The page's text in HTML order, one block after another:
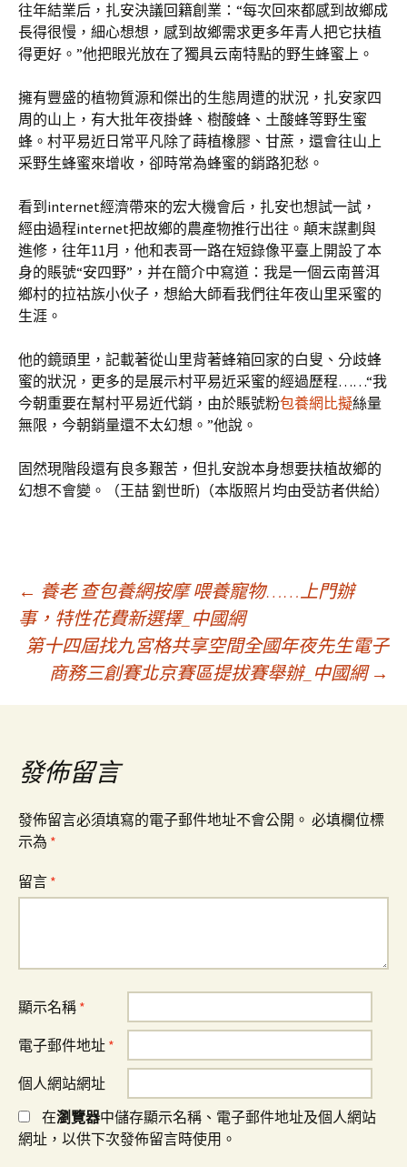
往年結業后，扎安決議回籍創業：“每次回來都感到故鄉成
長得很慢，細心想想，感到故鄉需求更多年青人把它扶植
得更好。”他把眼光放在了獨具云南特點的野生蜂蜜上。
擁有豐盛的植物質源和傑出的生態周遭的狀況，扎安家四
周的山上，有大批年夜掛蜂、樹酸蜂、土酸蜂等野生蜜
蜂。村平易近日常平凡除了蒔植橡膠、甘蔗，還會往山上
采野生蜂蜜來增收，卻時常為蜂蜜的銷路犯愁。
看到internet經濟帶來的宏大機會后，扎安也想試一試，
經由過程internet把故鄉的農產物推行出往。顛末謀劃與
進修，往年11月，他和表哥一路在短錄像平臺上開設了本
身的賬號“安四野”，并在簡介中寫道：我是一個云南普洱
鄉村的拉祜族小伙子，想給大師看我們往年夜山里采蜜的
生涯。
他的鏡頭里，記載著從山里背著蜂箱回家的白叟、分歧蜂
蜜的狀況，更多的是展示村平易近采蜜的經過歷程……“我
今朝重要在幫村平易近代銷，由於賬號粉包養網比擬絲量
無限，今朝銷量還不太幻想。”他說。
固然現階段還有良多艱苦，但扎安說本身想要扶植故鄉的
幻想不會變。（王喆 劉世昕)（本版照片均由受訪者供給）
文
章
導
覽
← 養老 查包養網按摩 喂養寵物……上門辦
事，特性花費新選擇_中國網
第十四屆找九宮格共享空間全國年夜先生電子
商務三創賽北京賽區提拔賽舉辦_中國網 →
發佈留言
發佈留言必須填寫的電子郵件地址不會公開。 必填欄位標
示為 *
留言 *
顯示名稱 *
電子郵件地址 *
個人網站網址
在瀏覽器中儲存顯示名稱、電子郵件地址及個人網站
網址，以供下次發佈留言時使用。